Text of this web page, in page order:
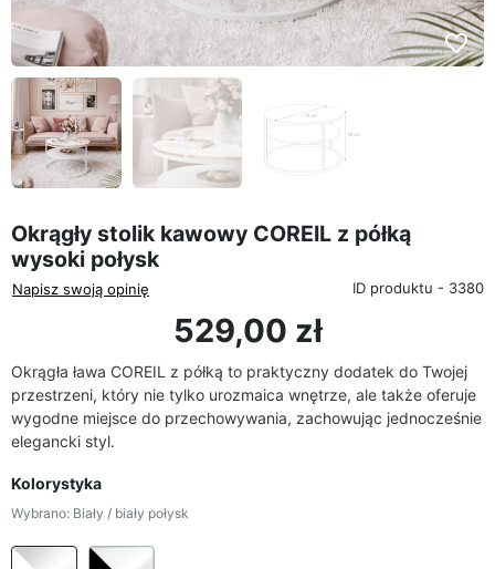
favorite_border
Okrągły stolik kawowy COREIL z półką
wysoki połysk
Napisz swoją opinię ID produktu - 3380
529,00 zł
Okrągła ława COREIL z półką to praktyczny dodatek do Twojej
przestrzeni, który nie tylko urozmaica wnętrze, ale także oferuje
wygodne miejsce do przechowywania, zachowując jednocześnie
elegancki styl.
Kolorystyka
Wybrano: Biały / biały połysk
Biały / biały połysk